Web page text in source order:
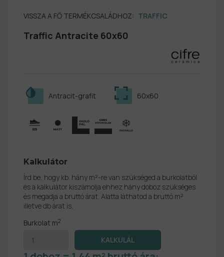
VISSZA A FŐ TERMÉKCSALÁDHOZ: TRAFFIC
Traffic Antracite 60x60
60x60
Antracit-grafit
Kalkulátor
Írd be, hogy kb. hány m²-re van szükséged a burkolatból
és a kalkulátor kiszámolja ehhez hány doboz szükséges
és megadja a bruttó árat. Alatta láthatod a bruttó m²
illetve db árat is.
Burkolat m2